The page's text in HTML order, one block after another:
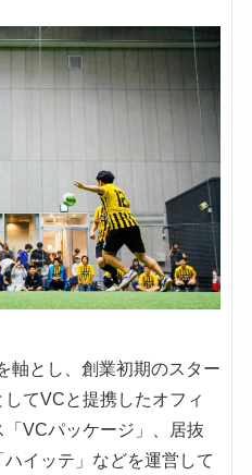
軸とし、創業初期のスター
てVCと提携したオフィ
VCパッケージ」、居抜
イッテ」などを運営して